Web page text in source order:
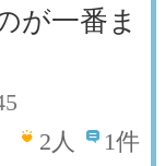
が一番ま
2 人 1件